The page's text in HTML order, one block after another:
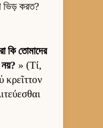
ভিড় করত?
কি তোমাদের
নয়? » (Τί,